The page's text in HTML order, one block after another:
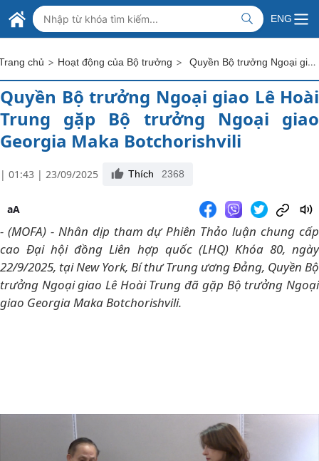
Skip to Main Content
BỘ NGOẠI GIAO VIỆT NAM
MINISTRY OF FOREIGN AFFAIRS
ENG
chủ > Hoạt động của Bộ trưởng > Quyền Bộ trưởng Ngoại giao Lê Hoài Trung gặp Bộ trưởng Ngoại giao Georgia Maka Botchorishvili
Quyền Bộ trưởng Ngoại giao Lê Hoài
Trung gặp Bộ trưởng Ngoại giao
Georgia Maka Botchorishvili
| 01:43 | 23/09/2025 Thích 2368
aA
- (MOFA) - Nhân dịp tham dự Phiên Thảo luận chung cấp
cao Đại hội đồng Liên hợp quốc (LHQ) Khóa 80, ngày
22/9/2025, tại New York, Bí thư Trung ương Đảng, Quyền Bộ
trưởng Ngoại giao Lê Hoài Trung đã gặp Bộ trưởng Ngoại
giao Georgia Maka Botchorishvili.